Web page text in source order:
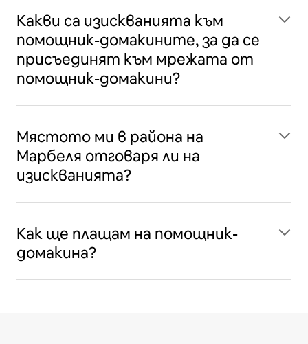
Какви са изискванията към
помощник-домакините, за да се
присъединят към мрежата от
помощник-домакини?
Мястото ми в района на
Марбеля отговаря ли на
изискванията?
Как ще плащам на помощник-
домакина?